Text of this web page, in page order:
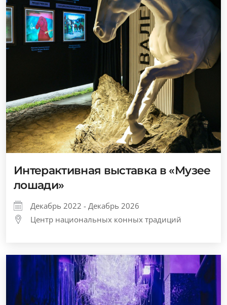
Интерактивная выставка в «Музее
лошади»
Декабрь 2022 - Декабрь 2026
Центр национальных конных традиций